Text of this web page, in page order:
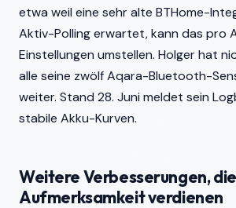
etwa weil eine sehr alte BTHome-
Aktiv-Polling erwartet, kann das pro
Einstellungen umstellen. Holger hat
alle seine zwölf Aqara-Bluetooth-
weiter. Stand 28. Juni meldet sein
stabile Akku-Kurven.
Weitere Verbesserungen, die
Aufmerksamkeit verdienen